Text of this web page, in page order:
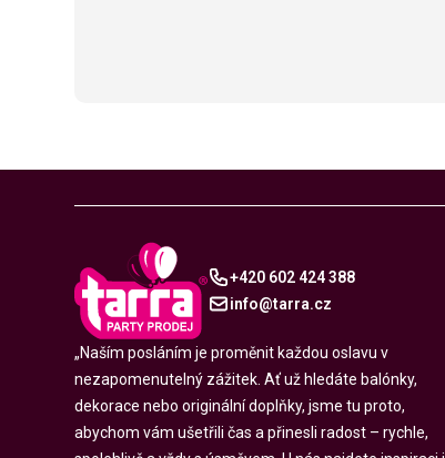
+420 602 424 388
info@tarra.cz
„Naším posláním je proměnit každou oslavu v
nezapomenutelný zážitek. Ať už hledáte balónky,
dekorace nebo originální doplňky, jsme tu proto,
abychom vám ušetřili čas a přinesli radost – rychle,